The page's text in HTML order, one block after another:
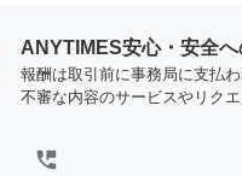
ANYTIMES安心・安全
報酬は取引前に事務局に支払
不審な内容のサービスやリク
perm_phone_msg